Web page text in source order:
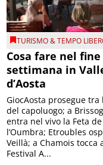
TURISMO & TEMPO
Cosa fare nel fine
settimana in
d’Aosta
GiocAosta prosegue tra
del capoluogo; a
entra nel vivo la Feta de
l’Oumbra; Etroubles
Veillà; a Chamois tocca
Festival A...